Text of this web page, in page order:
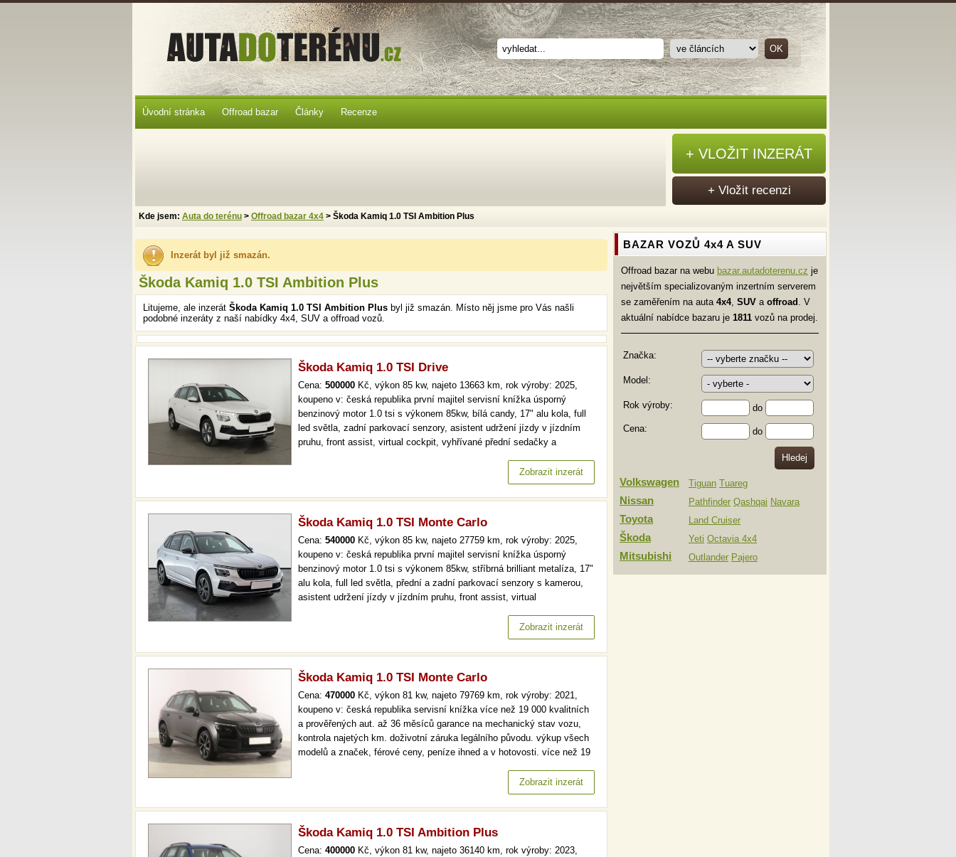
Inzerát byl již smazán.
Škoda Kamiq 1.0 TSI Ambition Plus
Litujeme, ale inzerát Škoda Kamiq 1.0 TSI Ambition Plus byl již smazán. Místo něj jsme pro Vás našli
podobné inzeráty z naší nabídky 4x4, SUV a offroad vozů.
Škoda Kamiq 1.0 TSI Drive
Cena: 500000 Kč, výkon 85 kw, najeto 13663 km, rok výroby: 2025,
koupeno v: česká republika první majitel servisní knížka úsporný
benzinový motor 1.0 tsi s výkonem 85kw, bílá candy, 17" alu kola, full
led světla, zadní parkovací senzory, asistent udržení jízdy v jízdním
pruhu, front assist, virtual cockpit, vyhřívané přední sedačky a
perfektním stavu přímo po 1. majiteli. v plné tovární záruce.…Zobrazit inzerát
Škoda Kamiq 1.0 TSI Monte Carlo
Cena: 540000 Kč, výkon 85 kw, najeto 27759 km, rok výroby: 2025,
koupeno v: česká republika první majitel servisní knížka úsporný
benzinový motor 1.0 tsi s výkonem 85kw, stříbrná brilliant metalíza, 17"
alu kola, full led světla, přední a zadní parkovací senzory s kamerou,
asistent udržení jízdy v jízdním pruhu, front assist, virtual
startování, čtení dopravních značekzánovní vůz v perfektním…
Zobrazit inzerát
Škoda Kamiq 1.0 TSI Monte Carlo
Cena: 470000 Kč, výkon 81 kw, najeto 79769 km, rok výroby: 2021,
koupeno v: česká republika servisní knížka více než 19 000 kvalitních
a prověřených aut. až 36 měsíců garance na mechanický stav vozu,
kontrola najetých km. doživotní záruka legálního původu. výkup všech
modelů a značek, férové ceny, peníze ihned a v hotovosti. více než 19
mechanický stav vozu, kontrola najetých km. doživotní záruka…
Zobrazit inzerát
Škoda Kamiq 1.0 TSI Ambition Plus
Cena: 400000 Kč, výkon 81 kw, najeto 36140 km, rok výroby: 2023,
BAZAR VOZŮ 4x4 A SUV
Offroad bazar na webu bazar.autadoterenu.cz je
největším specializovaným inzertním serverem
se zaměřením na auta 4x4, SUV a offroad . V
aktuální nabídce bazaru je 1811 vozů na prodej.
Značka:
Model:
Rok výroby:
do
Cena:
do
Volkswagen Tiguan Tuareg
Nissan Pathfinder Qashqai Navara
Toyota Land Cruiser
Škoda Yeti Octavia 4x4
Mitsubishi Outlander Pajero
Úvodní stránka Offroad bazar Články Recenze
Kde jsem: Auta do terénu > Offroad bazar 4x4 > Škoda Kamiq 1.0 TSI Ambition Plus
+ VLOŽIT INZERÁT
+ Vložit recenzi